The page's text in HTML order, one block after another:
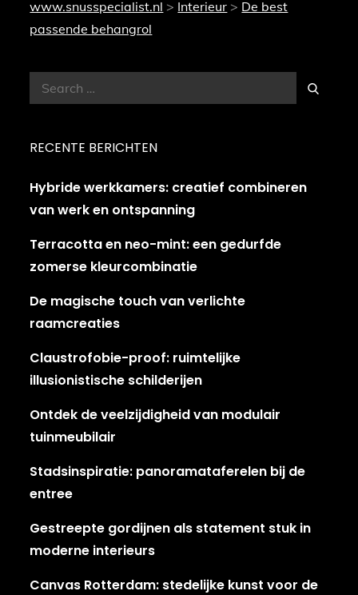
www.snusspecialist.nl > Interieur > De best
passende behangrol
Search
for:
Search
RECENTE BERICHTEN
Hybride werkkamers: creatief combineren
van werk en ontspanning
Terracotta en neo-mint: een gedurfde
zomerse kleurcombinatie
De magische touch van verlichte
raamcreaties
Claustrofobie-proof: ruimtelijke
illusionistische schilderijen
Ontdek de veelzijdigheid van modulair
tuinmeubilair
Stadsinspiratie: panoramataferelen bij de
entree
Gestreepte gordijnen als statement stuk in
moderne interieurs
Canvas Rotterdam: stedelijke kunst voor de